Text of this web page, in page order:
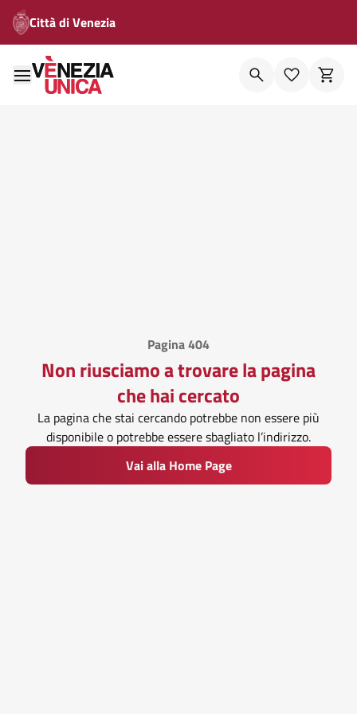
Città di Venezia
Pagina 404
Non riusciamo a trovare la pagina
che hai cercato
La pagina che stai cercando potrebbe non essere più
disponibile o potrebbe essere sbagliato l’indirizzo.
Vai alla Home Page